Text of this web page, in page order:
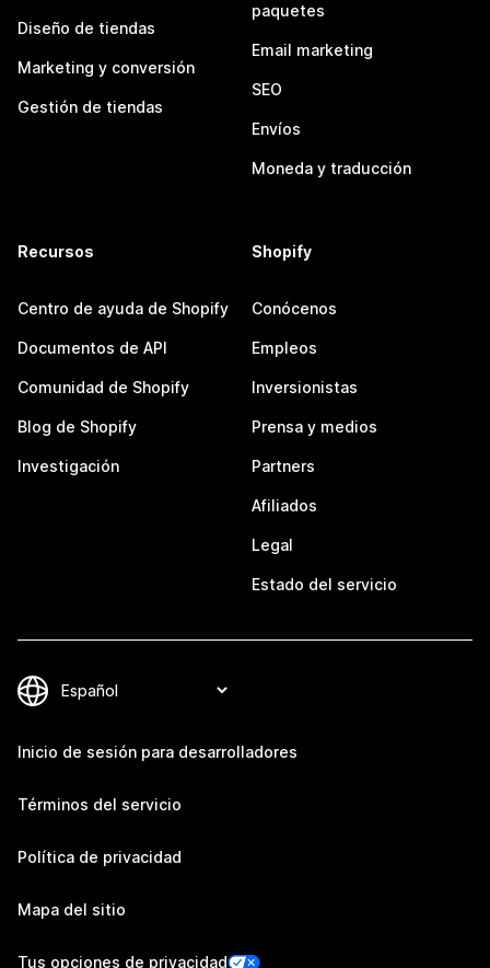
Diseño de tiendas
Marketing y conversión
Gestión de tiendas
paquetes
Email marketing
SEO
Envíos
Moneda y traducción
Recursos
Centro de ayuda de Shopify
Documentos de API
Comunidad de Shopify
Blog de Shopify
Investigación
Shopify
Conócenos
Empleos
Inversionistas
Prensa y medios
Partners
Afiliados
Legal
Estado del servicio
Inicio de sesión para desarrolladores
Términos del servicio
Política de privacidad
Mapa del sitio
Tus opciones de privacidad